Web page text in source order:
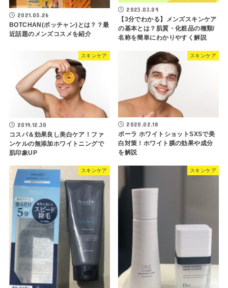
2021.05.26
BOTCHAN(ボッチャン)とは？？最
近話題のメンズコスメを紹介
2023.03.09
【3分でわかる】メンズスキンケア
の基本とは？肌質・化粧品の種類/
名称を簡単にわかりやすく解説
スキンケア
2019.12.30
コスパ＆効果良し美白ケア！ファ
ンケルの無添加ホワイトニングで
肌印象UP
スキンケア
2020.02.18
ポーラ ホワイトショットSXSで美
白対策！ホワイト膜の効果や成分
を解説
スキンケア スキンケア